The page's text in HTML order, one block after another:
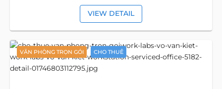
VIEW DETAIL
VĂN PHÒNG TRỌN GÓI CHO THUÊ